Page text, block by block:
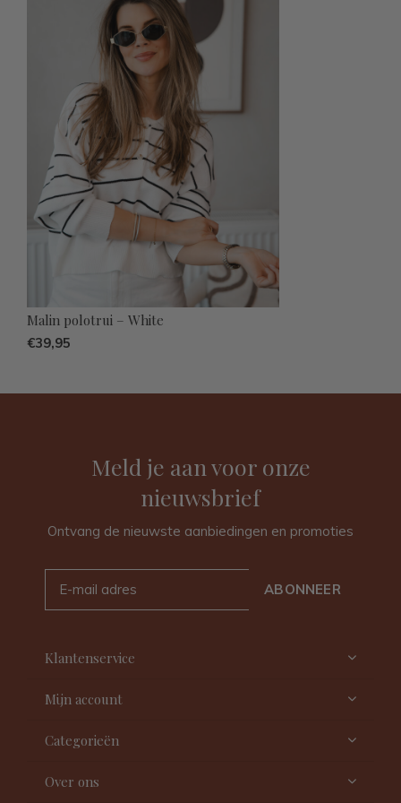
Malin polotrui – White
€39,95
Meld je aan voor onze
nieuwsbrief
Ontvang de nieuwste aanbiedingen en promoties
ABONNEER
Klantenservice
Mijn account
Categorieën
Over ons